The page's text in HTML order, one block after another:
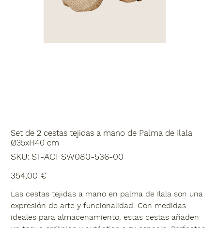
Set de 2 cestas tejidas a mano de Palma de Ilala
Ø35xH40 cm
SKU: SKU
ST-
00
ST-AOFSW080-536-00
354,00 €
Las cestas tejidas a mano en palma de Ilala son una
expresión de arte y funcionalidad. Con medidas
ideales para almacenamiento, estas cestas añaden